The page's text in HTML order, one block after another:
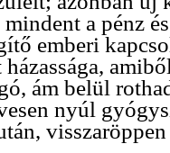
a pénz
emberi
ám belül
nyúl